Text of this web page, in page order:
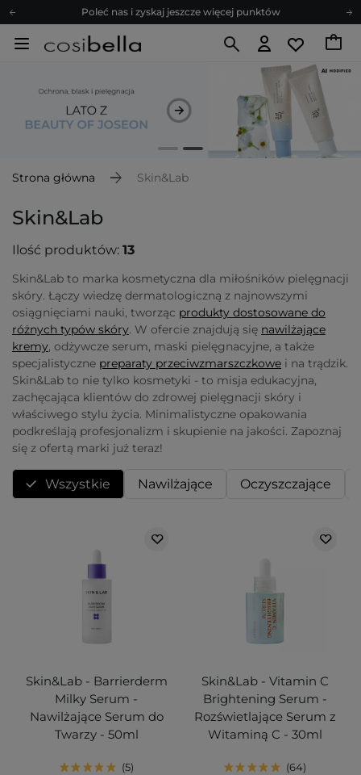
Poleć nas i zyskaj jeszcze więcej punktów
Zapisz się na newsletter pełen porad
Z nami to możliwe! Realizacja zamówienia do 24h.
Poleć nas i zyskaj jeszcze więcej punktów
Zapisz się na newsletter pełen porad
Strona główna Skin&Lab
Skin&Lab
Ilość produktów: 13
Skin&Lab to marka kosmetyczna dla miłośników pielęgnacji
skóry. Łączy wiedzę dermatologiczną z najnowszymi
osiągnięciami nauki, tworząc produkty dostosowane do
różnych typów skóry. W ofercie znajdują się nawilżające
kremy, odżywcze serum, maski pielęgnacyjne, a także
specjalistyczne preparaty przeciwzmarszczkowe i na trądzik.
Skin&Lab to nie tylko kosmetyki - to misja edukacyjna,
zachęcająca klientów do zdrowej pielęgnacji skóry i
właściwego stylu życia. Minimalistyczne opakowania
podkreślają profesjonalizm i skupienie na jakości. Zapoznaj
się z ofertą marki już teraz!
Wszystkie Nawilżające Oczyszczające
Skin&Lab - Barrierderm
Milky Serum -
Nawilżające Serum do
Twarzy - 50ml
5
Skin&Lab - Vitamin C
Brightening Serum -
Rozświetlające Serum z
Witaminą C - 30ml
64